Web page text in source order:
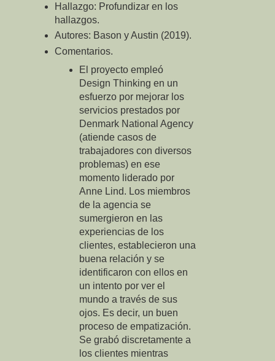
Hallazgo: Profundizar en los
hallazgos.
Autores: Bason y Austin (2019).
Comentarios.
El proyecto empleó
Design Thinking en un
esfuerzo por mejorar los
servicios prestados por
Denmark National Agency
(atiende casos de
trabajadores con diversos
problemas) en ese
momento liderado por
Anne Lind. Los miembros
de la agencia se
sumergieron en las
experiencias de los
clientes, establecieron una
buena relación y se
identificaron con ellos en
un intento por ver el
mundo a través de sus
ojos. Es decir, un buen
proceso de empatización.
Se grabó discretamente a
los clientes mientras